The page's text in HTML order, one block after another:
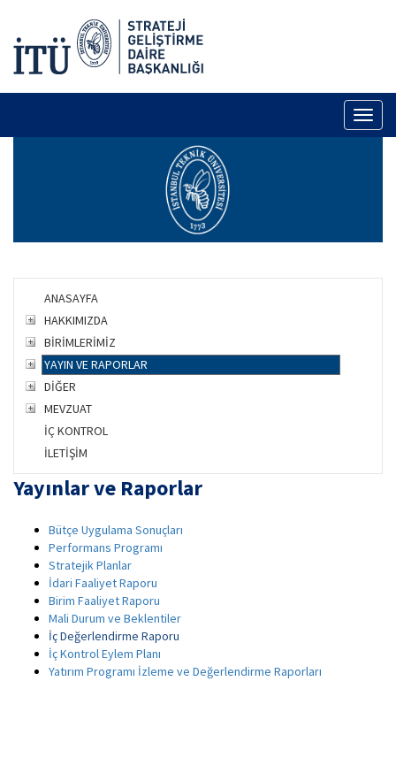
ANASAYFA
HAKKIMIZDA
BİRİMLERİMİZ
YAYIN VE RAPORLAR
DİĞER
MEVZUAT
İÇ KONTROL
İLETİŞİM
Yayınlar ve Raporlar
Bütçe Uygulama Sonuçları
Performans Programı
Stratejik Planlar
İdari Faaliyet Raporu
Birim Faaliyet Raporu
Mali Durum ve Beklentiler
İç Değerlendirme Raporu
İç Kontrol Eylem Planı
Yatırım Programı İzleme ve Değerlendirme Raporları